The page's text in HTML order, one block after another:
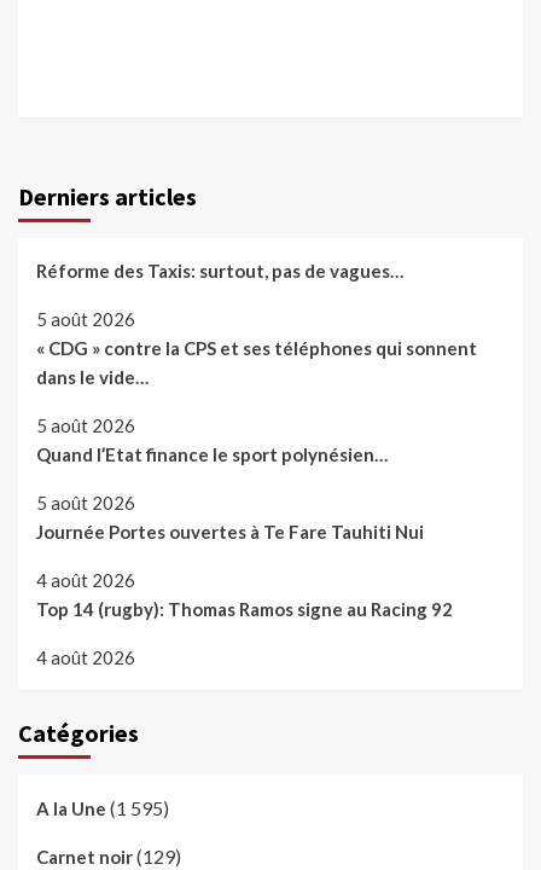
Derniers articles
Réforme des Taxis: surtout, pas de vagues…
5 août 2026
« CDG » contre la CPS et ses téléphones qui sonnent
dans le vide…
5 août 2026
Quand l’Etat finance le sport polynésien…
5 août 2026
Journée Portes ouvertes à Te Fare Tauhiti Nui
4 août 2026
Top 14 (rugby): Thomas Ramos signe au Racing 92
4 août 2026
Catégories
A la Une (1 595)
Carnet noir(129)